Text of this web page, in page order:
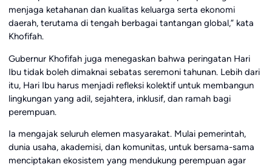
menjaga ketahanan dan kualitas keluarga serta ekonomi
daerah, terutama di tengah berbagai tantangan global,” kata
Khofifah.
Gubernur Khofifah juga menegaskan bahwa peringatan Hari
Ibu tidak boleh dimaknai sebatas seremoni tahunan. Lebih dari
itu, Hari Ibu harus menjadi refleksi kolektif untuk membangun
lingkungan yang adil, sejahtera, inklusif, dan ramah bagi
perempuan.
Ia mengajak seluruh elemen masyarakat. Mulai pemerintah,
dunia usaha, akademisi, dan komunitas, untuk bersama-sama
menciptakan ekosistem yang mendukung perempuan agar